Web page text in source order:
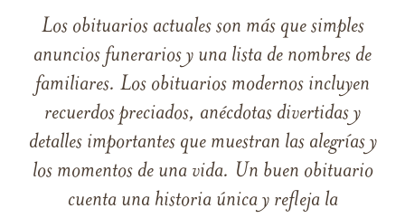
Los obituarios actuales son más que simples
anuncios funerarios y una lista de nombres de
familiares. Los obituarios modernos incluyen
recuerdos preciados, anécdotas divertidas y
detalles importantes que muestran las alegrías y
los momentos de una vida. Un buen obituario
cuenta una historia única y refleja la